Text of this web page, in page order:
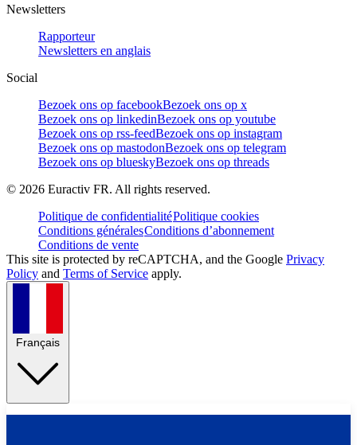
Newsletters
Rapporteur
Newsletters en anglais
Social
Bezoek ons op facebookBezoek ons op x
Bezoek ons op linkedinBezoek ons op youtube
Bezoek ons op rss-feedBezoek ons op instagram
Bezoek ons op mastodonBezoek ons op telegram
Bezoek ons op blueskyBezoek ons op threads
© 2026 Euractiv FR. All rights reserved.
Politique de confidentialitéPolitique cookies
Conditions généralesConditions d’abonnement
Conditions de vente
This site is protected by reCAPTCHA, and the Google Privacy
Policy and Terms of Service apply.
Français